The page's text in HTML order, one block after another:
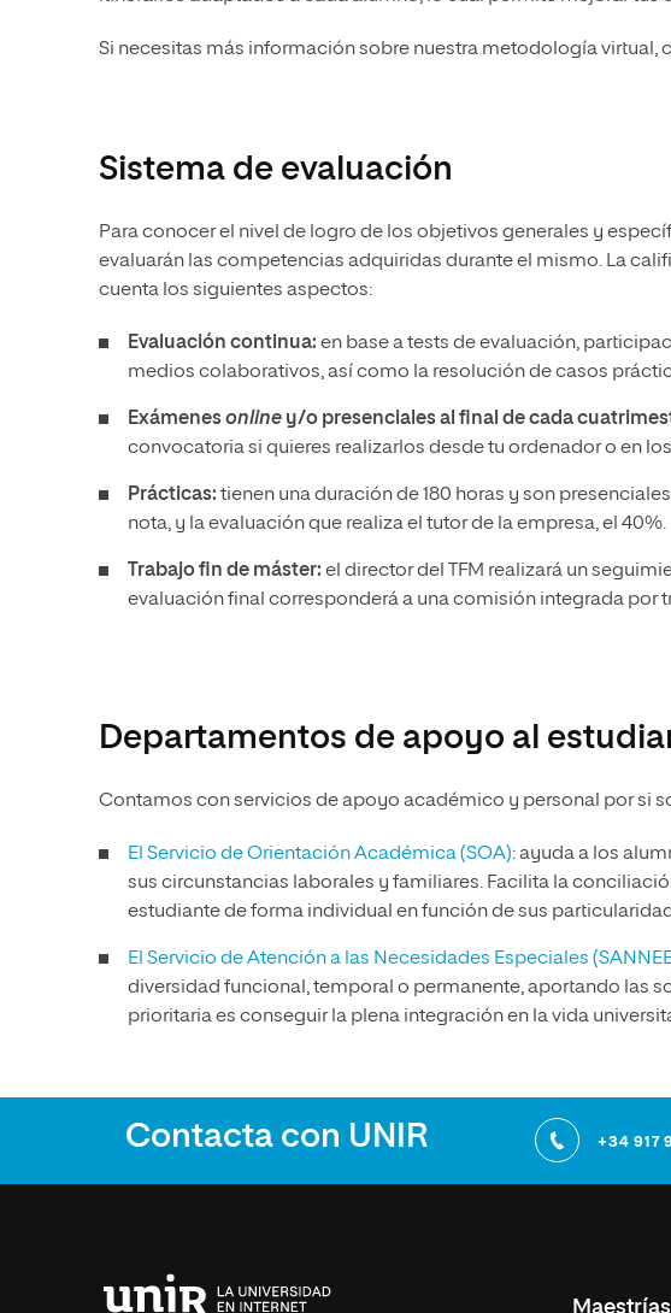
Si necesitas más información sobre nuestra metodología virtual,
Sistema de evaluación
Para conocer el nivel de logro de los objetivos generales y
evaluarán las competencias adquiridas durante el mismo. La
cuenta los siguientes aspectos:
Evaluación continua: en base a tests de evaluación,
medios colaborativos, así como la resolución de casos
Exámenesonline y/o presenciales al final de cada
convocatoria si quieres realizarlos desde tu ordenador o en
Prácticas: tienen una duración de 180 horas y son
nota, y la evaluación que realiza el tutor de la empresa, el 40%.
Trabajo fin de máster: el director del TFM realizará un
evaluación final corresponderá a una comisión integrada por
Departamentos de apoyo al
Contamos con servicios de apoyo académico y personal por si
El Servicio de Orientación Académica (SOA): ayuda a los
sus circunstancias laborales y familiares. Facilita la
estudiante de forma individual en función de sus
El Servicio de Atención a las Necesidades Especiales
diversidad funcional, temporal o permanente, aportando las
prioritaria es conseguir la plena integración en la vida
Contacta con UNIR +34 917
Maestrías